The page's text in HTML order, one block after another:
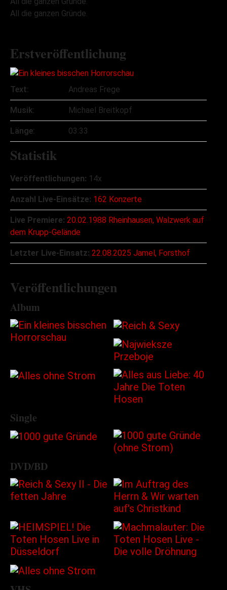
All die ganzen Gründe.
Erstveröffentlichung
Text: Andreas Frege
Musik: Michael Breitkopf
Länge: 03:33
Statistik
Veröffentlichungen: 14x
Anzahl Live-Einsätze: 162 Konzerte
Live Premiere: 20.02.1988 Rheinhausen, Walzwerk auf
dem Krupp-Gelände
Letzter Live-Einsatz: 22.08.2025 Jamel, Forsthof
Veröffentlichungen
Album
Single
DVD/BD